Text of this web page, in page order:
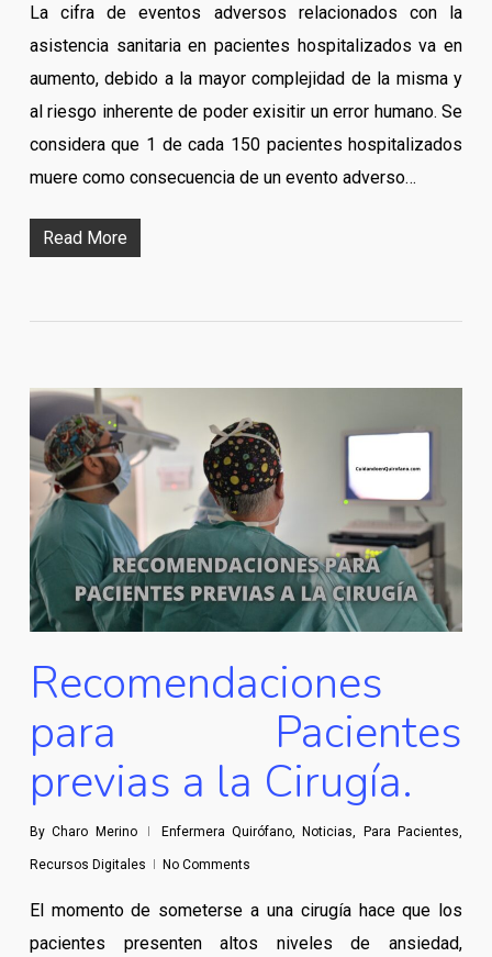
La cifra de eventos adversos relacionados con la
asistencia sanitaria en pacientes hospitalizados va en
aumento, debido a la mayor complejidad de la misma y
al riesgo inherente de poder exisitir un error humano. Se
considera que 1 de cada 150 pacientes hospitalizados
muere como consecuencia de un evento adverso…
Read More
Recomendaciones
para Pacientes
previas a la Cirugía.
By Charo Merino Enfermera Quirófano,Noticias Para Pacientes
Recursos Digitales No Comments
El momento de someterse a una cirugía hace que los
pacientes presenten altos niveles de ansiedad,